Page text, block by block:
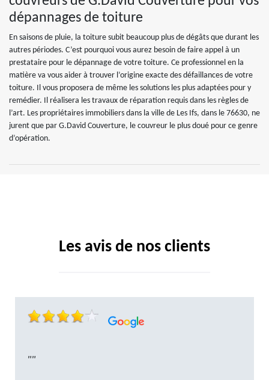
dépannages de toiture
En saisons de pluie, la toiture subit beaucoup plus de dégâts que durant les
autres périodes. C’est pourquoi vous aurez besoin de faire appel à un
prestataire pour le dépannage de votre toiture. Ce professionnel en la
matière va vous aider à trouver l’origine exacte des défaillances de votre
toiture. Il vous proposera de même les solutions les plus adaptées pour y
remédier. Il réalisera les travaux de réparation requis dans les règles de
l’art. Les propriétaires immobiliers dans la ville de Les Ifs, dans le 76630, ne
jurent que par G.David Couverture, le couvreur le plus doué pour ce genre
d’opération.
Les avis de nos clients
""